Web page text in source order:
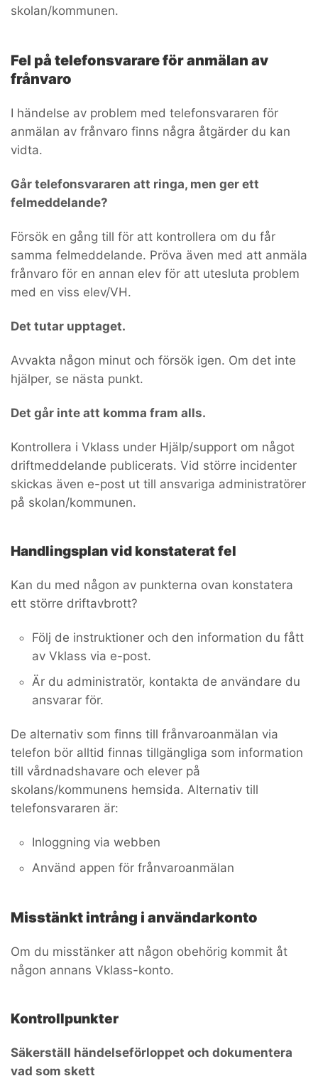
skolan/kommunen.
Fel på telefonsvarare för anmälan av
frånvaro
I händelse av problem med telefonsvararen för
anmälan av frånvaro finns några åtgärder du kan
vidta.
Går telefonsvararen att ringa, men ger ett
felmeddelande?
Försök en gång till för att kontrollera om du får
samma felmeddelande. Pröva även med att anmäla
frånvaro för en annan elev för att utesluta problem
med en viss elev/VH.
Det tutar upptaget.
Avvakta någon minut och försök igen. Om det inte
hjälper, se nästa punkt.
Det går inte att komma fram alls.
Kontrollera i Vklass under Hjälp/support om något
driftmeddelande publicerats. Vid större incidenter
skickas även e-post ut till ansvariga administratörer
på skolan/kommunen.
Handlingsplan vid konstaterat fel
Kan du med någon av punkterna ovan konstatera
ett större driftavbrott?
Följ de instruktioner och den information du fått
av Vklass via e-post.
Är du administratör, kontakta de användare du
ansvarar för.
De alternativ som finns till frånvaroanmälan via
telefon bör alltid finnas tillgängliga som information
till vårdnadshavare och elever på
skolans/kommunens hemsida. Alternativ till
telefonsvararen är:
Inloggning via webben
Använd appen för frånvaroanmälan
Misstänkt intrång i användarkonto
Om du misstänker att någon obehörig kommit åt
någon annans Vklass-konto.
Kontrollpunkter
Säkerställ händelseförloppet och dokumentera
vad som skett